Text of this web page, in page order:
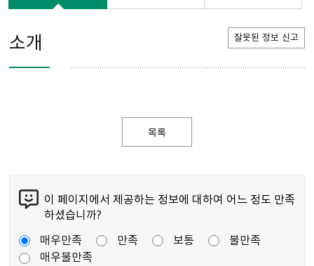
소개 잘못된 정보 신고
목록
이 페이지에서 제공하는 정보에 대하여 어느 정도 만족
하셨습니까?
매우만족
만족 보통
불만족
매우불만족